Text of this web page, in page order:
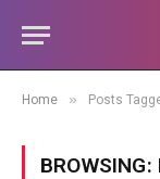
Home » Posts
BROWSING: